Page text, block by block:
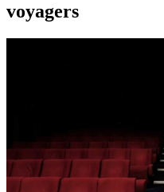
voyagers